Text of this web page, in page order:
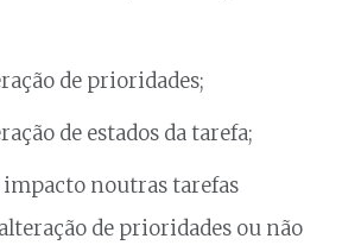
de prioridades;
de estados da tarefa;
noutras tarefas
de prioridades ou não